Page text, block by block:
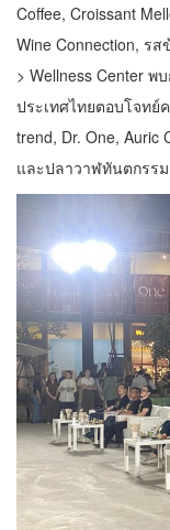
Coffee, Croissant
Wine Connection, ร
> Wellness Center พ
ประเทศไทยตอบโจทย์
trend, Dr. One, Auric
และปลาวาฬทันตกรร